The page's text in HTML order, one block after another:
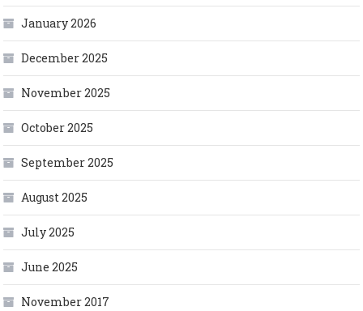
January 2026
December 2025
November 2025
October 2025
September 2025
August 2025
July 2025
June 2025
November 2017